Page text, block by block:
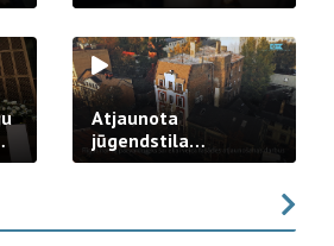
strādā praksē
Atjaunota
jūgendstila
arhitektūras pērles